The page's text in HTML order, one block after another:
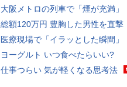
大阪メトロの列車で「煙が充満」
総額120万円 豊胸した男性を直撃
医療現場で「イラッとした瞬間」
ヨーグルト いつ食べたらいい?
仕事つらい 気が軽くなる思考法